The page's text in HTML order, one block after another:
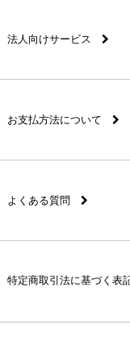
法人向けサービス
お支払方法について
よくある質問
特定商取引法に基づく表